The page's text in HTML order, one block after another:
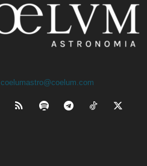
coelumastro@coelum.com